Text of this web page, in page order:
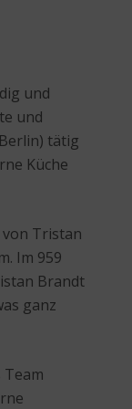
und
und
tätig
Küche
Tristan
Im 959
Brandt
ganz